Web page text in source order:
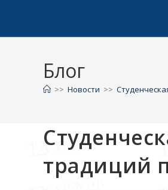
Блог
>> Новости >>
традиций